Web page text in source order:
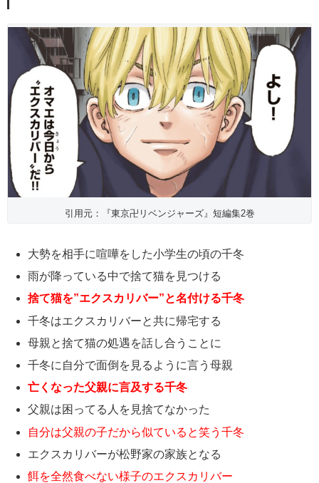
引用元：『東京卍リベンジャーズ』短編集2巻
大勢を相手に喧嘩をした小学生の頃の千冬
雨が降っている中で捨て猫を見つける
捨て猫を”エクスカリバー”と名付ける千冬
千冬はエクスカリバーと共に帰宅する
母親と捨て猫の処遇を話し合うことに
千冬に自分で面倒を見るように言う母親
亡くなった父親に言及する千冬
父親は困ってる人を見捨てなかった
自分は父親の子だから似ていると笑う千冬
エクスカリバーが松野家の家族となる
餌を全然食べない様子のエクスカリバー